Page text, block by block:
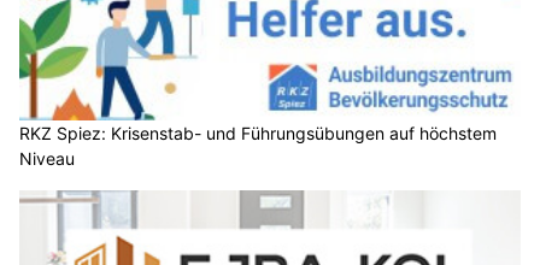
RKZ Spiez: Krisenstab- und Führungsübungen auf höchstem
Niveau